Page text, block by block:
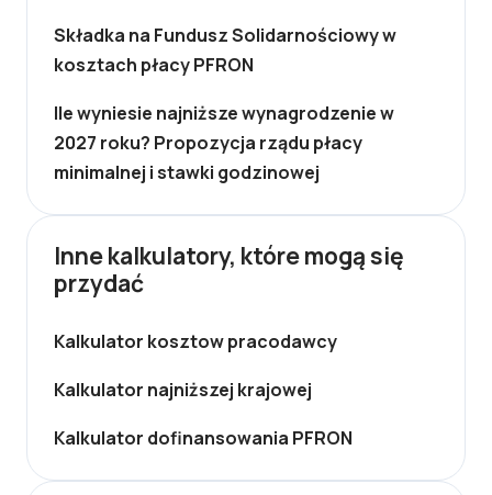
Składka na Fundusz Solidarnościowy w
kosztach płacy PFRON
Ile wyniesie najniższe wynagrodzenie w
2027 roku? Propozycja rządu płacy
minimalnej i stawki godzinowej
Inne kalkulatory, które mogą się
przydać
Kalkulator kosztow pracodawcy
Kalkulator najniższej krajowej
Kalkulator dofinansowania PFRON